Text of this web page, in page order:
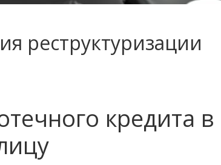
реструктуризации
кредита в